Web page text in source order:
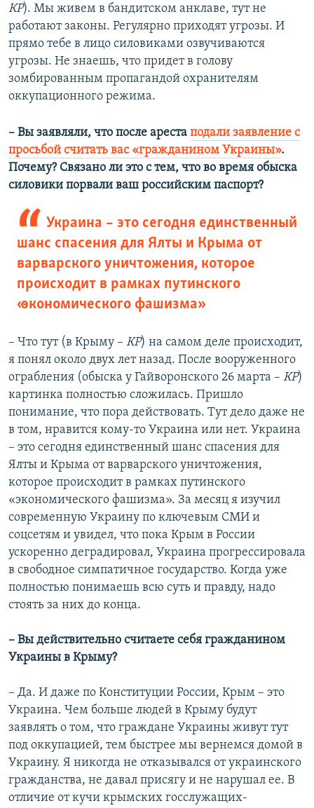
КР). Мы живем в бандитском анклаве, тут не
работают законы. Регулярно приходят угрозы. И
прямо тебе в лицо силовиками озвучиваются
угрозы. Не знаешь, что придет в голову
зомбированным пропагандой охранителям
оккупационного режима.
– Вы заявляли, что после ареста подали заявление с
просьбой считать вас «гражданином Украины».
Почему? Связано ли это с тем, что во время обыска
силовики порвали ваш российским паспорт?
Украина – это сегодня единственный
шанс спасения для Ялты и Крыма от
варварского уничтожения, которое
происходит в рамках путинского
«экономического фашизма»
– Что тут (в Крыму – КР) на самом деле происходит,
я понял около двух лет назад. После вооруженного
ограбления (обыска у Гайворонского 26 марта – КР)
картинка полностью сложилась. Пришло
понимание, что пора действовать. Тут дело даже не
в том, нравится кому-то Украина или нет. Украина
– это сегодня единственный шанс спасения для
Ялты и Крыма от варварского уничтожения,
которое происходит в рамках путинского
«экономического фашизма». За месяц я изучил
современную Украину по ключевым СМИ и
соцсетям и увидел, что пока Крым в России
ускоренно деградировал, Украина прогрессировала
в свободное симпатичное государство. Когда уже
полностью понимаешь всю суть и правду, надо
стоять за них до конца.
– Вы действительно считаете себя гражданином
Украины в Крыму?
– Да. И даже по Конституции России, Крым – это
Украина. Чем больше людей в Крыму будут
заявлять о том, что граждане Украины живут тут
под оккупацией, тем быстрее мы вернемся домой в
Украину. Я никогда не отказывался от украинского
гражданства, не давал присягу и не нарушал ее. В
отличие от кучи крымских госслужащих-